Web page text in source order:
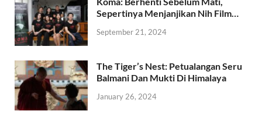
Sepertinya Menjanjikan Nih Film…
September 21, 2024
The Tiger’s Nest: Petualangan Seru
Balmani Dan Mukti Di Himalaya
January 26, 2024